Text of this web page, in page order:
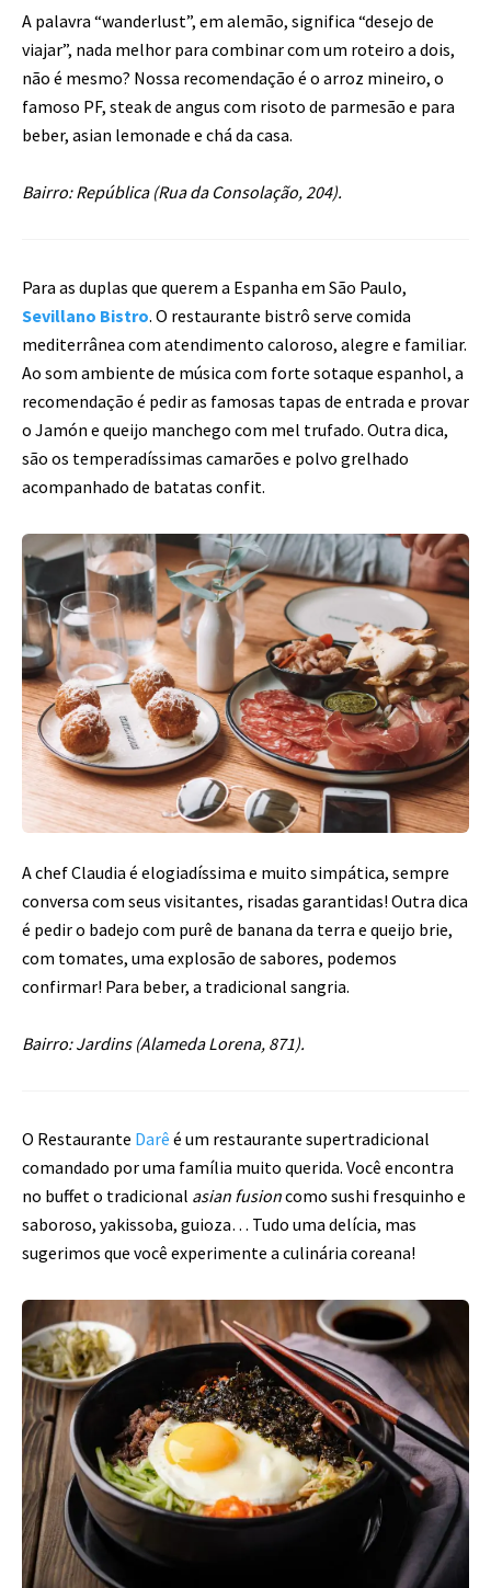
A palavra “wanderlust”, em alemão, significa “desejo de
viajar”, nada melhor para combinar com um roteiro a dois,
não é mesmo? Nossa recomendação é o arroz mineiro, o
famoso PF, steak de angus com risoto de parmesão e para
beber, asian lemonade e chá da casa.
Bairro: República (Rua da Consolação, 204).
Para as duplas que querem a Espanha em São Paulo,
Sevillano Bistro. O restaurante bistrô serve comida
mediterrânea com atendimento caloroso, alegre e familiar.
Ao som ambiente de música com forte sotaque espanhol, a
recomendação é pedir as famosas tapas de entrada e provar
o Jamón e queijo manchego com mel trufado. Outra dica,
são os temperadíssimas camarões e polvo grelhado
acompanhado de batatas confit.
A chef Claudia é elogiadíssima e muito simpática, sempre
conversa com seus visitantes, risadas garantidas! Outra dica
é pedir o badejo com purê de banana da terra e queijo brie,
com tomates, uma explosão de sabores, podemos
confirmar! Para beber, a tradicional sangria.
Bairro: Jardins (Alameda Lorena, 871).
O Restaurante Darê é um restaurante supertradicional
comandado por uma família muito querida. Você encontra
no buffet o tradicional asian fusioncomo sushi fresquinho e
saboroso, yakissoba, guioza… Tudo uma delícia, mas
sugerimos que você experimente a culinária coreana!